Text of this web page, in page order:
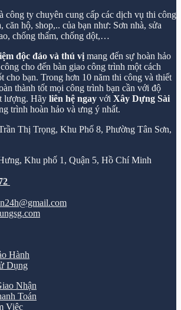
công ty chuyên cung cấp các dịch vụ thi công
căn hộ, shop,.. của bạn như: Sơn nhà, sửa
chống thấm, chống dột,…
độc đáo và thú vị mang đến sự hoàn hảo
cho đến bàn giao công trình một cách
cho bạn. Trong hơn 10 năm thi công và thiết
thành tốt mọi công trình bạn cần với độ
lượng. Hãy liên hệ ngay với Xây Dựng Sài
trình hoàn hảo và ưng ý nhất.
Thị Trọng, Khu Phố 8, Phường Tân Sơn,
Khu phố 1, Quận 5, Hồ Chí Minh
Hành
Dụng
Nhận
Toán
Việc